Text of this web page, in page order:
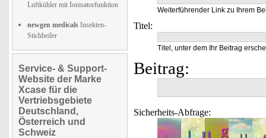
Luftkühler mit Ionisatorfunktion
newgen medicals Insekten-
Stichheiler
Service- & Support-
Website der Marke
Xcase für die
Vertriebsgebiete
Deutschland,
Österreich und
Schweiz
Weiterführender Link zu Ihrem
Titel:
Titel, unter dem Ihr Beitrag
Beitrag:
Sicherheits-Abfrage: